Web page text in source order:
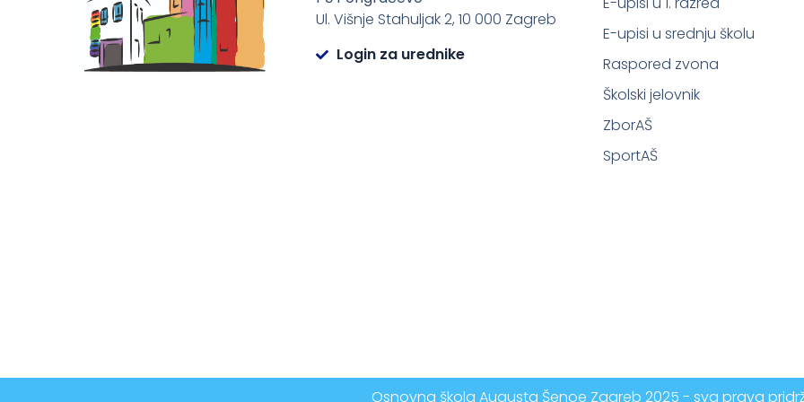
Ul. Višnje Stahuljak 2, 10 000 Zagreb
Login za urednike
E-upisi u srednju školu
Raspored zvona
Školski jelovnik
ZborAŠ
SportAŠ
Osnovna škola Augusta Šenoe Zagreb 2025 - sva prava